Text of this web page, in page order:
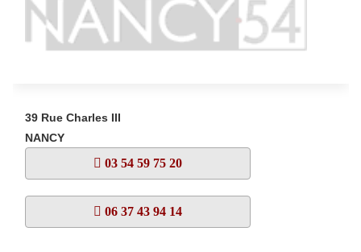
39 Rue Charles III
NANCY
03 54 59 75 20
06 37 43 94 14